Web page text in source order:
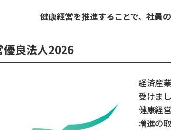
健康経営を推進することで、社員
優良法人2026
経済産
受けまし
健康経
増進の